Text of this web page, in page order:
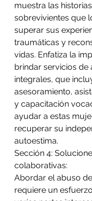
muestra las
sobrevivientes que
superar sus
traumáticas y
vidas. Enfatiza la
brindar servicios de
integrales, que
asesoramiento,
y capacitación
ayudar a estas
recuperar su
autoestima.
Sección 4:
colaborativas:
Abordar el abuso
requiere un